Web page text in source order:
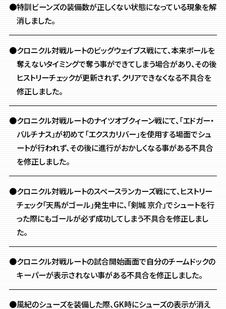
●特訓ビーンズの装備数が正しくない状態になっている現象を解
消しました。
●クロニクル対戦ルートのビッグウェイブス戦にて、本来ボールを
奪えないタイミングで奪う事ができてしまう場合があり、その後
ヒストリーチェックが更新されず、クリアできなくなる不具合を
修正しました。
●クロニクル対戦ルートのナイツオブクィーン戦にて、「エドガー・
バルチナス」が初めて「エクスカリバー」を使用する場面でシュ
ートが行われず、その後に進行がおかしくなる事がある不具合
を修正しました。
●クロニクル対戦ルートのスペースランカーズ戦にて、ヒストリー
チェック「天馬がゴール」発生中に、「剣城 京介」でシュートを行
った際にもゴールが必ず成功してしまう不具合を修正しまし
た。
●クロニクル対戦ルートの試合開始画面で自分のチームドックの
キーパーが表示されない事がある不具合を修正しました。
●風紀のシューズを装備した際、GK時にシューズの表示が消え